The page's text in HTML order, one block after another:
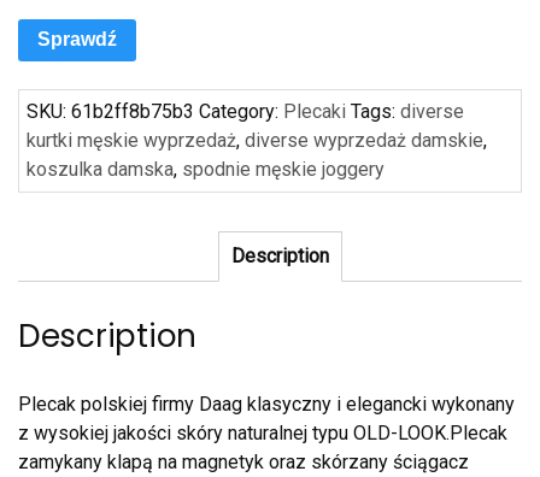
Sprawdź
SKU: 61b2ff8b75b3 Category: Plecaki Tags: diverse
kurtki męskie wyprzedaż, diverse wyprzedaż damskie,
koszulka damska, spodnie męskie joggery
Description
Description
Plecak polskiej firmy Daag klasyczny i elegancki wykonany
z wysokiej jakości skóry naturalnej typu OLD-LOOK.Plecak
zamykany klapą na magnetyk oraz skórzany ściągacz